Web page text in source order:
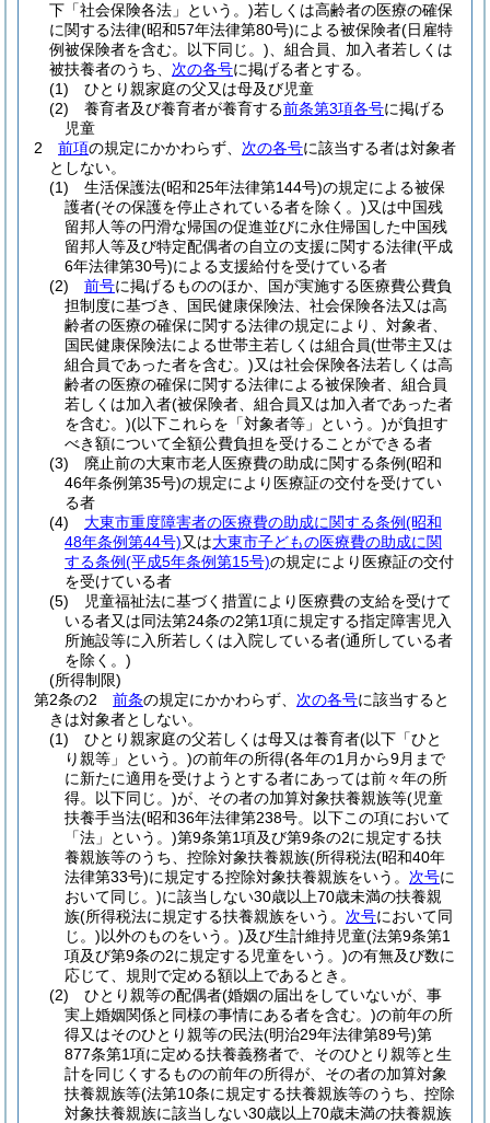
下「社会保険各法」という。)若しくは高齢者の医療の確保
に関する法律(昭和57年法律第80号)による被保険者(日雇特
例被保険者を含む。以下同じ。) 、組合員、加入者若しくは
被扶養者のうち、 次の各号に掲げる者とする。
(1)
ひとり親家庭の父又は母及び児童
(2)
養育者及び養育者が養育する前条第3項各号に掲げる
児童
2
前項の規定にかかわらず、 次の各号に該当する者は対象者
としない。
(1)
生活保護法(昭和25年法律第144号)の規定による被保
護者(その保護を停止されている者を除く。)又は中国残
留邦人等の円滑な帰国の促進並びに永住帰国した中国残
留邦人等及び特定配偶者の自立の支援に関する法律(平成
6年法律第30号)による支援給付を受けている者
(2)
前号に掲げるもののほか、国が実施する医療費公費負
担制度に基づき、国民健康保険法、社会保険各法又は高
齢者の医療の確保に関する法律の規定により、対象者、
国民健康保険法による世帯主若しくは組合員(世帯主又は
組合員であった者を含む。)又は社会保険各法若しくは高
齢者の医療の確保に関する法律による被保険者、組合員
若しくは加入者(被保険者、組合員又は加入者であった者
を含む。)(以下これらを「対象者等」という。)が負担す
べき額について全額公費負担を受けることができる者
(3)
廃止前の大東市老人医療費の助成に関する条例(昭和
46年条例第35号)の規定により医療証の交付を受けてい
る者
(4)
大東市重度障害者の医療費の助成に関する条例(昭和
48年条例第44号)又は大東市子どもの医療費の助成に関
する条例(平成5年条例第15号)の規定により医療証の交付
を受けている者
(5)
児童福祉法に基づく措置により医療費の支給を受けて
いる者又は同法第24条の2第1項に規定する指定障害児入
所施設等に入所若しくは入院している者(通所している者
を除く。)
(所得制限)
第2条の2
前条の規定にかかわらず、 次の各号に該当すると
きは対象者としない。
(1)
ひとり親家庭の父若しくは母又は養育者(以下「ひと
り親等」という。)の前年の所得(各年の1月から9月まで
に新たに適用を受けようとする者にあっては前々年の所
得。以下同じ。)が、その者の加算対象扶養親族等(児童
扶養手当法(昭和36年法律第238号。以下この項において
「法」という。)第9条第1項及び第9条の2に規定する扶
養親族等のうち、控除対象扶養親族(所得税法(昭和40年
法律第33号)に規定する控除対象扶養親族をいう。 次号に
おいて同じ。)に該当しない30歳以上70歳未満の扶養親
族(所得税法に規定する扶養親族をいう。 次号において同
じ。)以外のものをいう。)及び生計維持児童(法第9条第1
項及び第9条の2に規定する児童をいう。)の有無及び数に
応じて、規則で定める額以上であるとき。
(2)
ひとり親等の配偶者(婚姻の届出をしていないが、事
実上婚姻関係と同様の事情にある者を含む。)の前年の所
得又はそのひとり親等の民法(明治29年法律第89号)第
877条第1項に定める扶養義務者で、そのひとり親等と生
計を同じくするものの前年の所得が、その者の加算対象
扶養親族等(法第10条に規定する扶養親族等のうち、控除
対象扶養親族に該当しない30歳以上70歳未満の扶養親族